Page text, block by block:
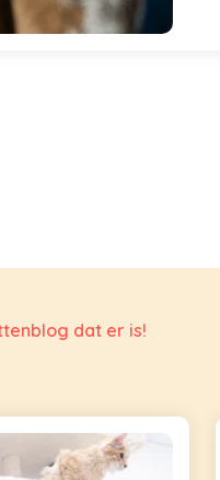
dat er is!